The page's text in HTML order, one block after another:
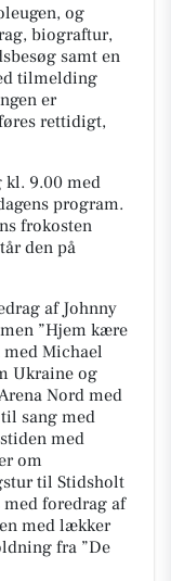
og
biograftur,
samt en
tilmelding
er
rettidigt,
kl. 9.00 med
program.
frokosten
den på
af Johnny
”Hjem kære
Michael
Ukraine og
Nord med
sang med
med
om
til Stidsholt
foredrag af
med lækker
fra ”De